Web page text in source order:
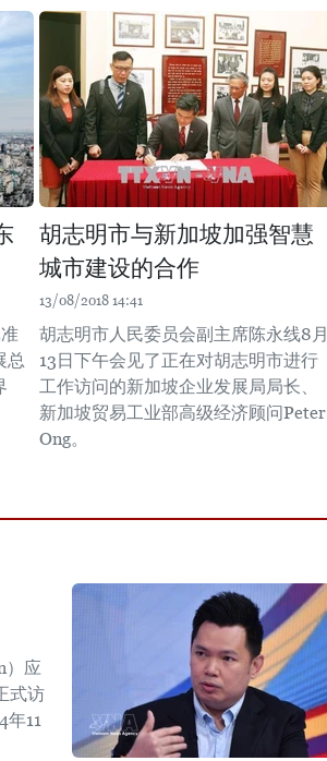
总
胡志明市与新加坡加强智慧
城市建设的合作
13/08/2018 14:41
胡志明市人民委员会副主席陈永线8月
13日下午会见了正在对胡志明市进行
工作访问的新加坡企业发展局局长、
新加坡贸易工业部高级经济顾问Peter
Ong。
）应
式访
年11